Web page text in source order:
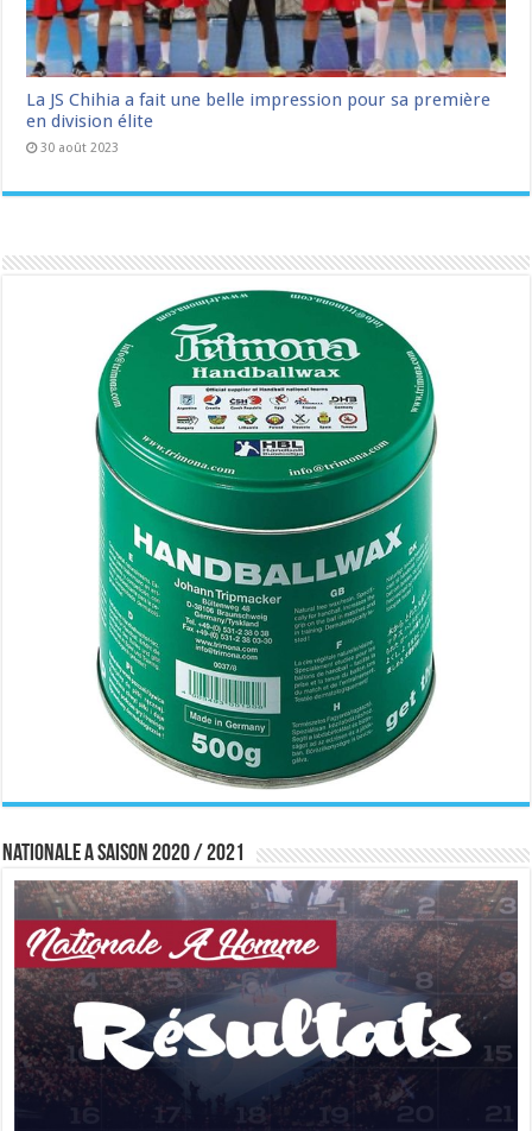
La JS Chihia a fait une belle impression pour sa première
en division élite
30 août 2023
Nationale A saison 2020 / 2021